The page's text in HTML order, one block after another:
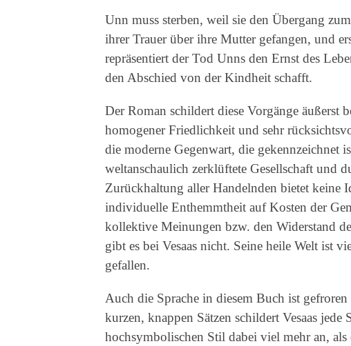
Unn muss sterben, weil sie den Übergang
ihrer Trauer über ihre Mutter gefangen, und
repräsentiert der Tod Unns den Ernst des
den Abschied von der Kindheit schafft.
Der Roman schildert diese Vorgänge äußerst
homogener Friedlichkeit und sehr
die moderne Gegenwart, die gekennzeichnet
weltanschaulich zerklüftete Gesellschaft und
Zurückhaltung aller Handelnden bietet keine
individuelle Enthemmtheit auf Kosten der
kollektive Meinungen bzw. den Widerstand
gibt es bei Vesaas nicht. Seine heile Welt ist
gefallen.
Auch die Sprache in diesem Buch ist
kurzen, knappen Sätzen schildert Vesaas
hochsymbolischen Stil dabei viel mehr an,